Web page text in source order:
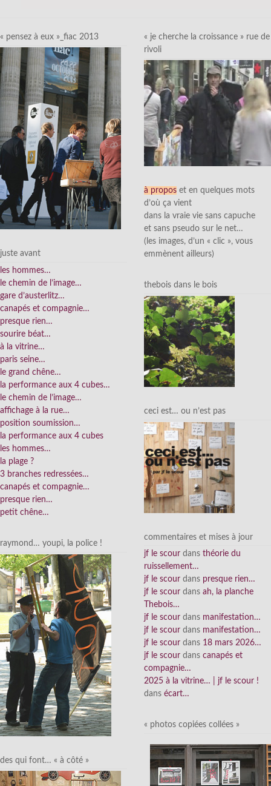
« pensez à eux »_fiac 2013
juste avant
les hommes…
le chemin de l’image…
gare d’austerlitz…
canapés et compagnie…
presque rien…
sourire béat…
à la vitrine…
paris seine…
le grand chêne…
la performance aux 4 cubes…
le chemin de l’image…
affichage à la rue…
position soumission…
la performance aux 4 cubes
les hommes…
la plage ?
3 branches redressées…
canapés et compagnie…
presque rien…
petit chêne…
raymond… youpi, la police !
des qui font… « à côté »
« je cherche la croissance » rue de
rivoli
à propos et en quelques mots
d’où ça vient
dans la vraie vie sans capuche
et sans pseudo sur le net…
(les images, d’un « clic », vous
emmènent ailleurs)
thebois dans le bois
ceci est… ou n’est pas
commentaires et mises à jour
jf le scour dans théorie du
ruissellement…
jf le scour dans presque rien…
jf le scour dans ah, la planche
Thebois…
jf le scour dans manifestation…
jf le scour dans manifestation…
jf le scour dans 18 mars 2026…
jf le scour dans canapés et
compagnie…
2025 à la vitrine… | jf le scour !
dans écart…
« photos copiées collées »